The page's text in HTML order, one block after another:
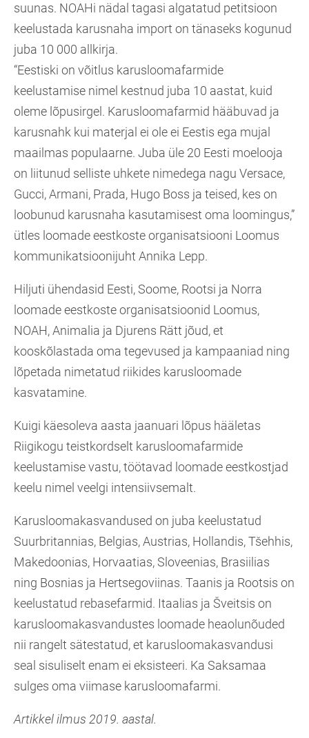
suunas. NOAHi nädal tagasi algatatud petitsioon
keelustada karusnaha import on tänaseks kogunud
juba 10 000 allkirja.
“Eestiski on võitlus karusloomafarmide
keelustamise nimel kestnud juba 10 aastat, kuid
oleme lõpusirgel. Karusloomafarmid hääbuvad ja
karusnahk kui materjal ei ole ei Eestis ega mujal
maailmas populaarne. Juba üle 20 Eesti moelooja
on liitunud selliste uhkete nimedega nagu Versace,
Gucci, Armani, Prada, Hugo Boss ja teised, kes on
loobunud karusnaha kasutamisest oma loomingus,”
ütles loomade eestkoste organisatsiooni Loomus
kommunikatsioonijuht Annika Lepp.
Hiljuti ühendasid Eesti, Soome, Rootsi ja Norra
loomade eestkoste organisatsioonid Loomus,
NOAH, Animalia ja Djurens Rätt jõud, et
kooskõlastada oma tegevused ja kampaaniad ning
lõpetada nimetatud riikides karusloomade
kasvatamine.
Kuigi käesoleva aasta jaanuari lõpus hääletas
Riigikogu teistkordselt karusloomafarmide
keelustamise vastu, töötavad loomade eestkostjad
keelu nimel veelgi intensiivsemalt.
Karusloomakasvandused on juba keelustatud
Suurbritannias, Belgias, Austrias, Hollandis, Tšehhis,
Makedoonias, Horvaatias, Sloveenias, Brasiilias
ning Bosnias ja Hertsegoviinas. Taanis ja Rootsis on
keelustatud rebasefarmid. Itaalias ja Šveitsis on
karusloomakasvandustes loomade heaolunõuded
nii rangelt sätestatud, et karusloomakasvandusi
seal sisuliselt enam ei eksisteeri. Ka Saksamaa
sulges oma viimase karusloomafarmi.
Artikkel ilmus 2019. aastal.